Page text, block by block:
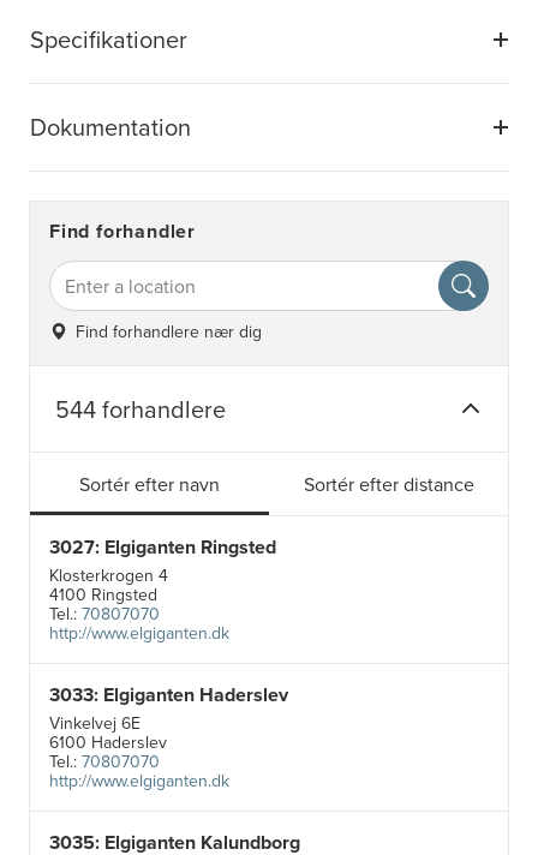
Specifikationer
Dokumentation
Find forhandler
Find forhandlere nær dig
544 forhandlere
Sortér efter navn Sortér efter distance
3027: Elgiganten Ringsted
Klosterkrogen 4
4100 Ringsted
Tel.:70807070
http://www.elgiganten.dk
3033: Elgiganten Haderslev
Vinkelvej 6E
6100 Haderslev
Tel.:70807070
http://www.elgiganten.dk
3035: Elgiganten Kalundborg